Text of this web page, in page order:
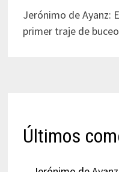
Jerónimo de Ayanz:
primer traje de buceo
Últimos